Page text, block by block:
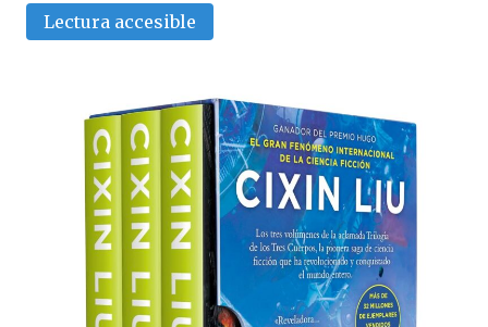
Lectura accesible